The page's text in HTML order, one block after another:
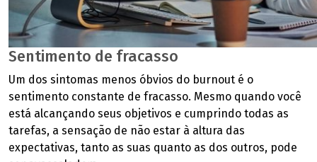
Sentimento de fracasso
Um dos sintomas menos óbvios do burnout é o
sentimento constante de fracasso. Mesmo quando você
está alcançando seus objetivos e cumprindo todas as
tarefas, a sensação de não estar à altura das
expectativas, tanto as suas quanto as dos outros, pode